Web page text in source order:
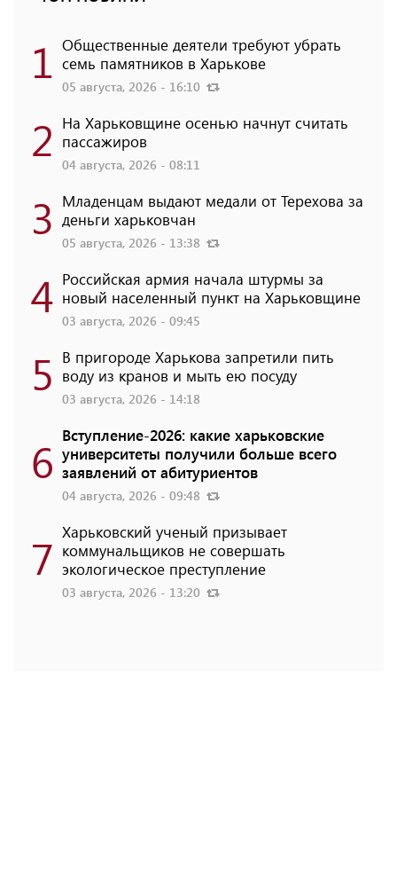
1 Общественные деятели требуют убрать
семь памятников в Харькове
05 августа, 2026 - 16:10
2 На Харьковщине осенью начнут считать
пассажиров
04 августа, 2026 - 08:11
3 Младенцам выдают медали от Терехова за
деньги харьковчан
05 августа, 2026 - 13:38
4 Российская армия начала штурмы за
новый населенный пункт на Харьковщине
03 августа, 2026 - 09:45
5 В пригороде Харькова запретили пить
воду из кранов и мыть ею посуду
03 августа, 2026 - 14:18
6 Вступление-2026: какие харьковские
университеты получили больше всего
заявлений от абитуриентов
04 августа, 2026 - 09:48
7 Харьковский ученый призывает
коммунальщиков не совершать
экологическое преступление
03 августа, 2026 - 13:20